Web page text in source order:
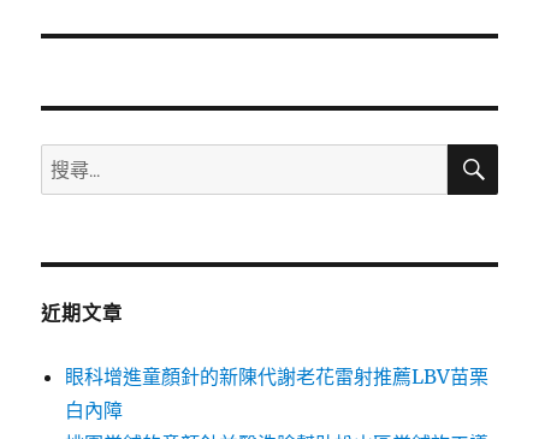
文
搜
尋
鍵
搜
近期文章
眼科增進童顏針的新陳代謝老花雷射推薦LBV苗栗
白內障